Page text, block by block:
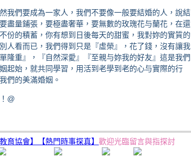
我們要成為一家人，我們不要像一般要結婚的人，說結
盡量鋪張，要極盡奢華，要無數的玫瑰花与蘭花，在還
份的積蓄，你有想到日後每天的甜蜜，我對妳的實質的
人看而已，我們得到只是『虛榮』，花了錢，沒有讓我
隆重』，『自然深愛』『至親与妳我的好友』這是我們
起始，就共同學習，用活到老學到老的心与實際的行
們的美滿婚姻。
@
育協會】 【熱門時事探真】 歡迎光臨留言與指探討